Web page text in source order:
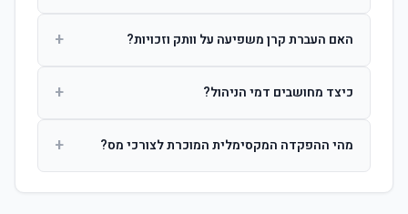
הרווחים. לאחר 6 שנים ניתן למשוך פטור ממס עד לתקרה
האם העברת קרן משפיעה על וותק וזכויות? +
החברות. הוותק ממשיך להיספר מיום ההפקדה הראשונה.
כיצד מחושבים דמי הניהול? +
ומתן על שיעורם בעת הצטרפות.
מהי ההפקדה המקסימלית המוכרת לצורכי מס? +